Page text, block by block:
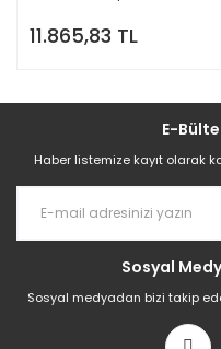
11.865,83 TL
E-
Haber listemize kayıt olarak
Sosyal
Sosyal medyadan bizi takip